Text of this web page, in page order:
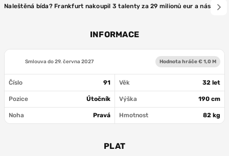
Naleštěná bída? Frankfurt nakoupil 3 talenty za 29 milionů eur a
INFORMACE
Smlouva do29. června 2027 Hodnota hráče € 1,0 M
Číslo 91 Věk 32 let
Pozice Útočník Výška 190 cm
Noha Pravá Hmotnost 82 kg
PLAT